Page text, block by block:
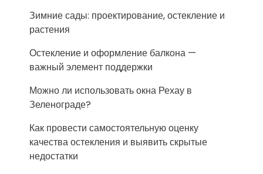
Зимние сады: проектирование, остекление и
растения
Остекление и оформление балкона —
важный элемент поддержки
Можно ли использовать окна Рехау в
Зеленограде?
Как провести самостоятельную оценку
качества остекления и выявить скрытые
недостатки